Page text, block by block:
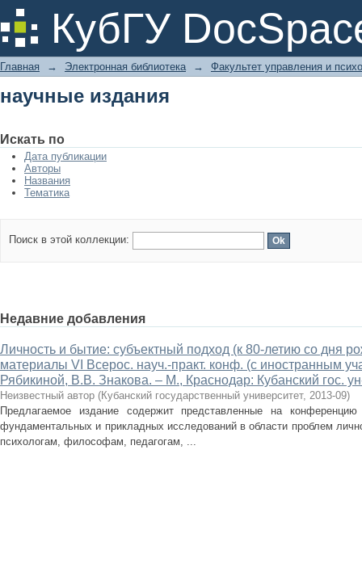
КубГУ
научные издания
Главная → Электронная библиотека → Факультет управления и
научные издания
Искать по
Дата публикации
Авторы
Названия
Тематика
Поиск в этой коллекции:
Недавние добавления
Личность и бытие: субъектный подход (к 80-летию со дня
материалы VI Всерос. науч.-практ. конф. (с иностранным
Рябикиной, В.В. Знакова. – М., Краснодар: Кубанский гос.
Неизвестный автор (Кубанский государственный университет, 2013-09)
Предлагаемое издание содержит представленные на
фундаментальных и прикладных исследований в области проблем
психологам, философам, педагогам, ...